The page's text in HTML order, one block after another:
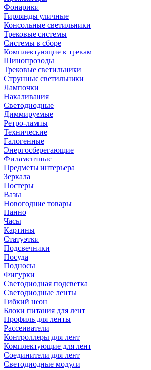
Фонарики
Гирлянды уличные
Консольные светильники
Трековые системы
Системы в сборе
Комплектующие к трекам
Шинопроводы
Трековые светильники
Струнные светильники
Лампочки
Накаливания
Светодиодные
Диммируемые
Ретро-лампы
Технические
Галогенные
Энергосберегающие
Филаментные
Предметы интерьера
Зеркала
Постеры
Вазы
Новогодние товары
Панно
Часы
Картины
Статуэтки
Подсвечники
Посуда
Подносы
Фигурки
Светодиодная подсветка
Светодиодные ленты
Гибкий неон
Блоки питания для лент
Профиль для ленты
Рассеиватели
Контроллеры для лент
Комплектующие для лент
Соединители для лент
Светодиодные модули